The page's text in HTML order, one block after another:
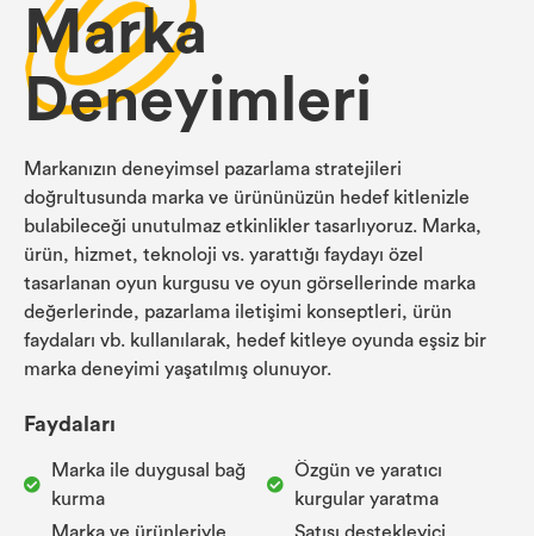
Marka
Deneyimleri
Markanızın deneyimsel pazarlama stratejileri
doğrultusunda marka ve ürününüzün hedef kitlenizle
bulabileceği unutulmaz etkinlikler tasarlıyoruz. Marka,
ürün, hizmet, teknoloji vs. yarattığı faydayı özel
tasarlanan oyun kurgusu ve oyun görsellerinde marka
değerlerinde, pazarlama iletişimi konseptleri, ürün
faydaları vb. kullanılarak, hedef kitleye oyunda eşsiz bir
marka deneyimi yaşatılmış olunuyor.
Faydaları
Marka ile duygusal bağ
kurma
Özgün ve yaratıcı
kurgular yaratma